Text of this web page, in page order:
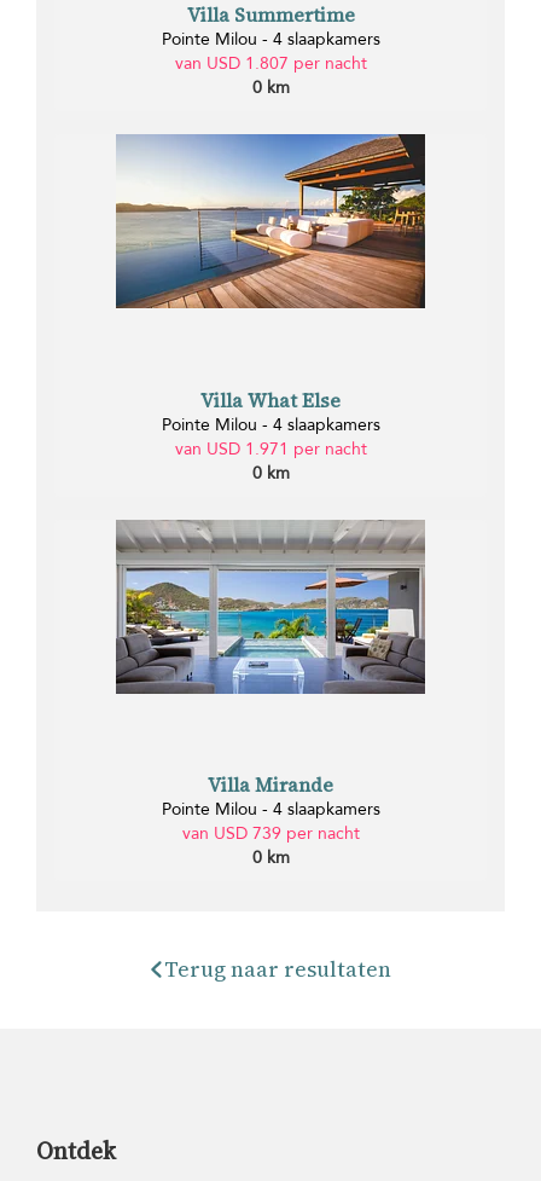
Villa Summertime
Pointe Milou - 4 slaapkamers
van USD 1.807 per nacht
0 km
Villa What Else
Pointe Milou - 4 slaapkamers
van USD 1.971 per nacht
0 km
Villa Mirande
Pointe Milou - 4 slaapkamers
van USD 739 per nacht
0 km
Terug naar resultaten
Ontdek